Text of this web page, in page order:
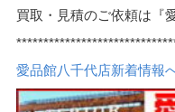
買取・見積のご依頼は『
愛品館八千代店新着情報